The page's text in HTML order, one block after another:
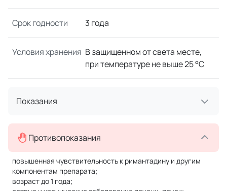
Срок годности 3 года
Условия хранения В защищенном от света месте,
при температуре не выше 25 °C
Показания
Противопоказания
повышенная чувствительность к римантадину и другим
компонентам препарата;
возраст до 1 года;